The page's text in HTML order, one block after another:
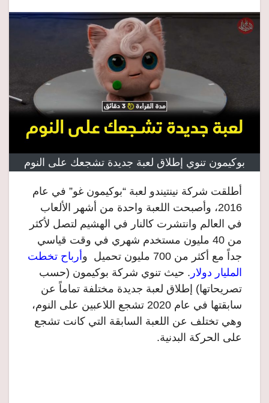
بوكيمون تنوي إطلاق لعبة جديدة تشجعك على النوم
أطلقت شركة نينتيندو لعبة “بوكيمون غو” في عام
2016، وأصبحت اللعبة واحدة من أشهر الألعاب
في العالم وانتشرت كالنار في الهشيم لتصل لأكثر
من 40 مليون مستخدم شهري في وقت قياسي
جداً مع أكثر من 700 مليون تحميل و
أرباح تخطت
المليار دولار . حيث تنوي شركة بوكيمون (حسب
تصريحاتها) إطلاق لعبة جديدة مختلفة تماماً عن
سابقتها في عام 2020 تشجع اللاعبين على النوم،
وهي تختلف عن اللعبة السابقة التي كانت تشجع
على الحركة البدنية.